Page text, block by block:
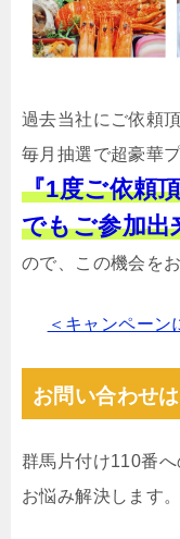
過去当社にご依頼
毎月抽選で超豪華
『1度ご依頼
でもご参加出
ので、この機会を
＜キャンペーン
お問い合わせ
群馬片付け110番
お悩み解決します